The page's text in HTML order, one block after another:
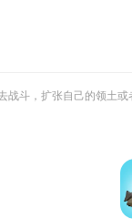
斗，扩张自己的领土